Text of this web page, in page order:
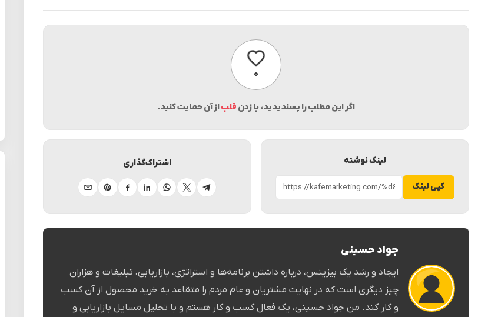
۰پسندیدن
اگر این مطلب را پسندیدید، با زدن قلباز آن حمایت کنید.
لینک نوشته
کپی لینک
اشتراک‌گذاری
تلگرامایکسواتساپلینکدینفیسبوکپینترستایمیل
جواد حسینی
ایجاد و رشد یک بیزینس، درباره داشتن برنامه‌ها و استراتژی، بازاریابی، تبلیغات و هزاران
چیز دیگری است که در نهایت مشتریان و عام مردم را متقاعد به خرید محصول از آن کسب
و کار کند. من جواد حسینی، یک فعال کسب و کار هستم و با تحلیل مسایل بازاریابی و